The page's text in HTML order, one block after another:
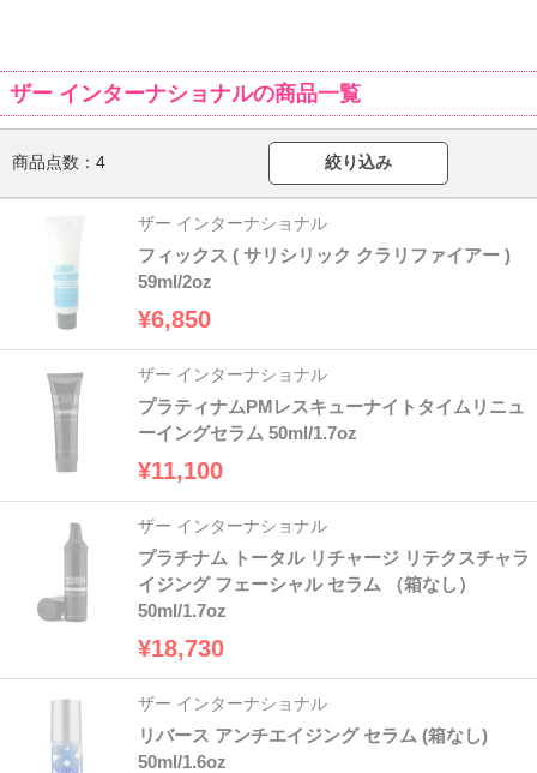
ザー インターナショナルの商品一覧
商品点数： 4 絞り込み
ザー インターナショナル
フィックス ( サリシリック クラリファイアー )
59ml/2oz
¥6,850
ザー インターナショナル
プラティナムPMレスキューナイトタイムリニュ
ーイングセラム 50ml/1.7oz
¥11,100
ザー インターナショナル
プラチナム トータル リチャージ リテクスチャラ
イジング フェーシャル セラム （箱なし）
50ml/1.7oz
¥18,730
ザー インターナショナル
リバース アンチエイジング セラム (箱なし)
50ml/1.6oz